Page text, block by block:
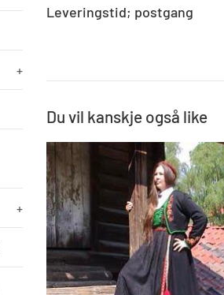
+
+
Leveringstid; postgang
Du vil kanskje også like